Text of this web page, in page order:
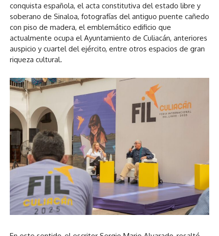
conquista española, el acta constitutiva del estado libre y
soberano de Sinaloa, fotografías del antiguo puente cañedo
con piso de madera, el emblemático edificio que
actualmente ocupa el Ayuntamiento de Culiacán, anteriores
auspicio y cuartel del ejército, entre otros espacios de gran
riqueza cultural.